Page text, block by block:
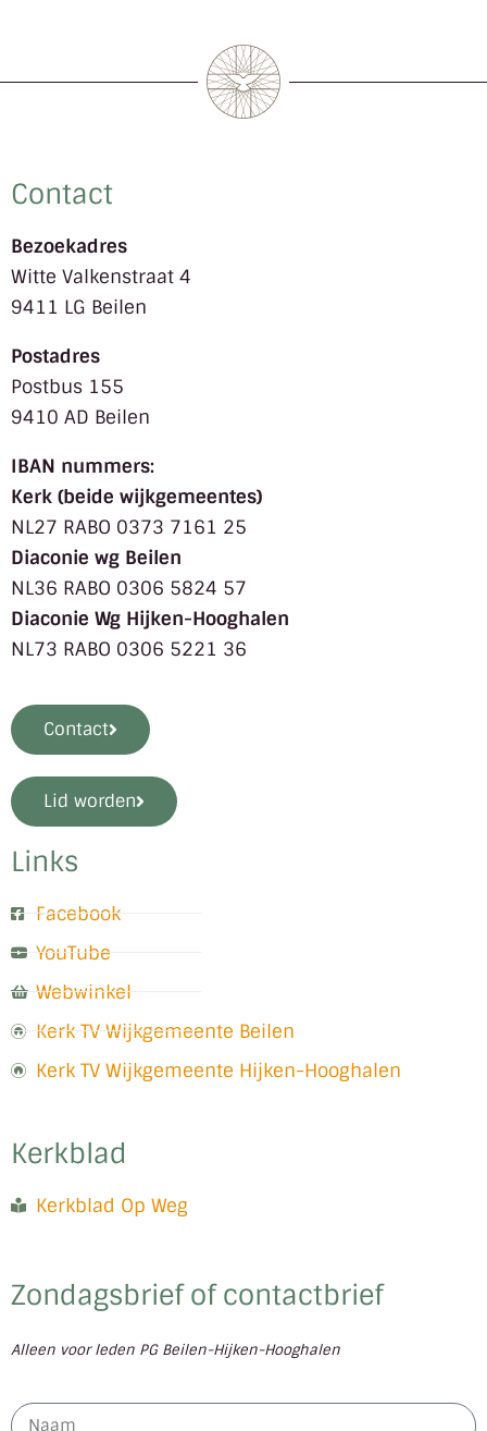
Contact
Bezoekadres
Witte Valkenstraat 4
9411 LG Beilen
Postadres
Postbus 155
9410 AD Beilen
IBAN nummers:
Kerk (beide wijkgemeentes)
NL27 RABO 0373 7161 25
Diaconie wg Beilen
NL36 RABO 0306 5824 57
Diaconie Wg Hijken-Hooghalen
NL73 RABO 0306 5221 36
Contact
Lid worden
Links
Facebook
YouTube
Webwinkel
Kerk TV Wijkgemeente Beilen
Kerk TV Wijkgemeente Hijken-Hooghalen
Kerkblad
Kerkblad Op Weg
Zondagsbrief of contactbrief
Alleen voor leden PG Beilen-Hijken-Hooghalen